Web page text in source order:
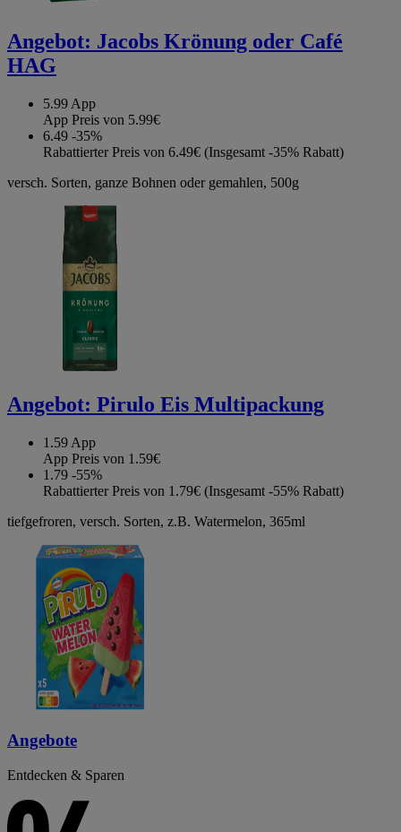
Angebot: Jacobs Krönung oder Café
HAG
5.99 App
App Preis von 5.99€
6.49 -35%
Rabattierter Preis von 6.49€ (Insgesamt -35% Rabatt)
versch. Sorten, ganze Bohnen oder gemahlen, 500g
Angebot: Pirulo Eis Multipackung
1.59 App
App Preis von 1.59€
1.79 -55%
Rabattierter Preis von 1.79€ (Insgesamt -55% Rabatt)
tiefgefroren, versch. Sorten, z.B. Watermelon, 365ml
Angebote
Entdecken & Sparen